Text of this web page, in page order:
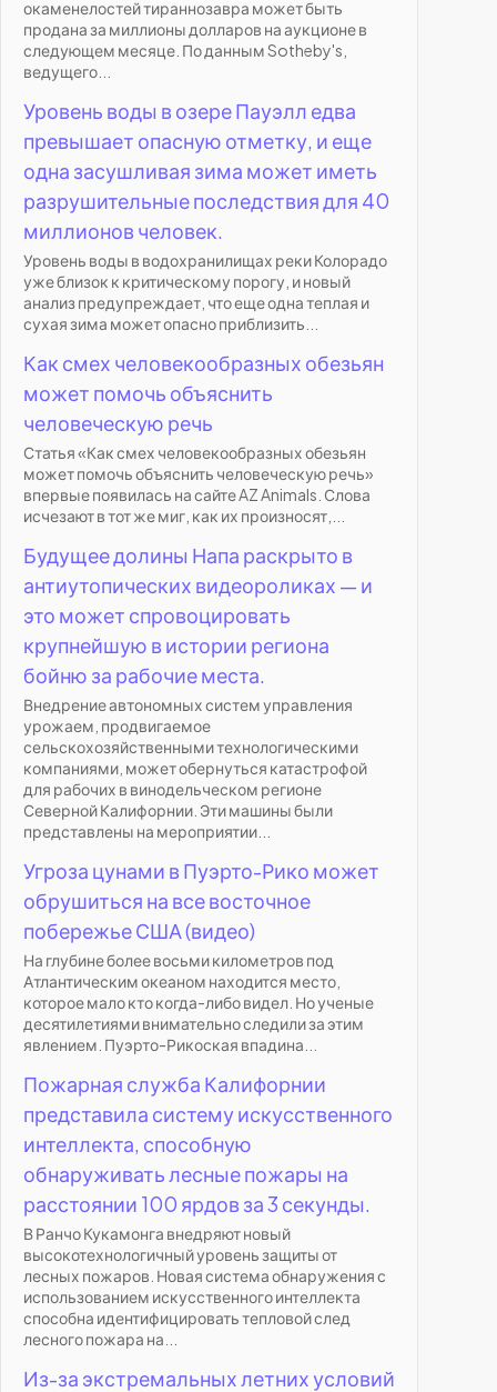
окаменелостей тираннозавра может быть
продана за миллионы долларов на аукционе в
следующем месяце. По данным Sotheby's,
ведущего...
Уровень воды в озере Пауэлл едва
превышает опасную отметку, и еще
одна засушливая зима может иметь
разрушительные последствия для 40
миллионов человек.
Уровень воды в водохранилищах реки Колорадо
уже близок к критическому порогу, и новый
анализ предупреждает, что еще одна теплая и
сухая зима может опасно приблизить...
Как смех человекообразных обезьян
может помочь объяснить
человеческую речь
Статья «Как смех человекообразных обезьян
может помочь объяснить человеческую речь»
впервые появилась на сайте AZ Animals. Слова
исчезают в тот же миг, как их произносят,...
Будущее долины Напа раскрыто в
антиутопических видеороликах — и
это может спровоцировать
крупнейшую в истории региона
бойню за рабочие места.
Внедрение автономных систем управления
урожаем, продвигаемое
сельскохозяйственными технологическими
компаниями, может обернуться катастрофой
для рабочих в винодельческом регионе
Северной Калифорнии. Эти машины были
представлены на мероприятии...
Угроза цунами в Пуэрто-Рико может
обрушиться на все восточное
побережье США (видео)
На глубине более восьми километров под
Атлантическим океаном находится место,
которое мало кто когда-либо видел. Но ученые
десятилетиями внимательно следили за этим
явлением. Пуэрто-Рикоская впадина...
Пожарная служба Калифорнии
представила систему искусственного
интеллекта, способную
обнаруживать лесные пожары на
расстоянии 100 ярдов за 3 секунды.
В Ранчо Кукамонга внедряют новый
высокотехнологичный уровень защиты от
лесных пожаров. Новая система обнаружения с
использованием искусственного интеллекта
способна идентифицировать тепловой след
лесного пожара на...
Из-за экстремальных летних условий